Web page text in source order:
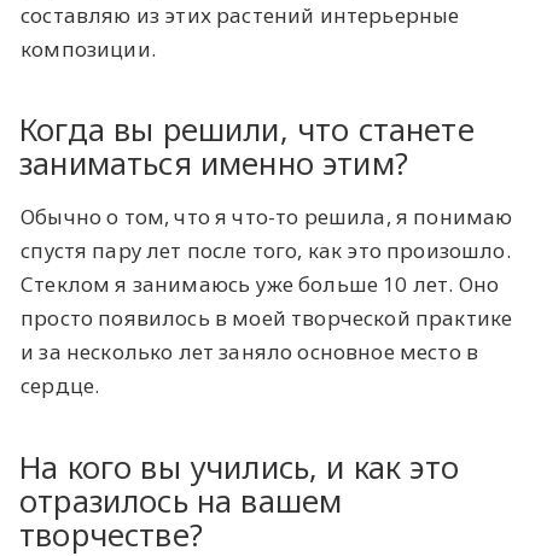
составляю из этих растений интерьерные
композиции.
Когда вы решили, что станете
заниматься именно этим?
Обычно о том, что я что-то решила, я понимаю
спустя пару лет после того, как это произошло.
Стеклом я занимаюсь уже больше 10 лет. Оно
просто появилось в моей творческой практике
и за несколько лет заняло основное место в
сердце.
На кого вы учились, и как это
отразилось на вашем
творчестве?